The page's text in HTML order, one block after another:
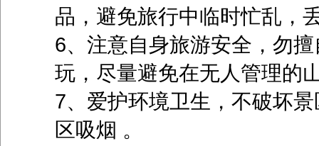
品，避免旅行中临时忙乱，
6、注意自身旅游安全，勿
玩，尽量避免在无人管理的
7、爱护环境卫生，不破坏
区吸烟 。